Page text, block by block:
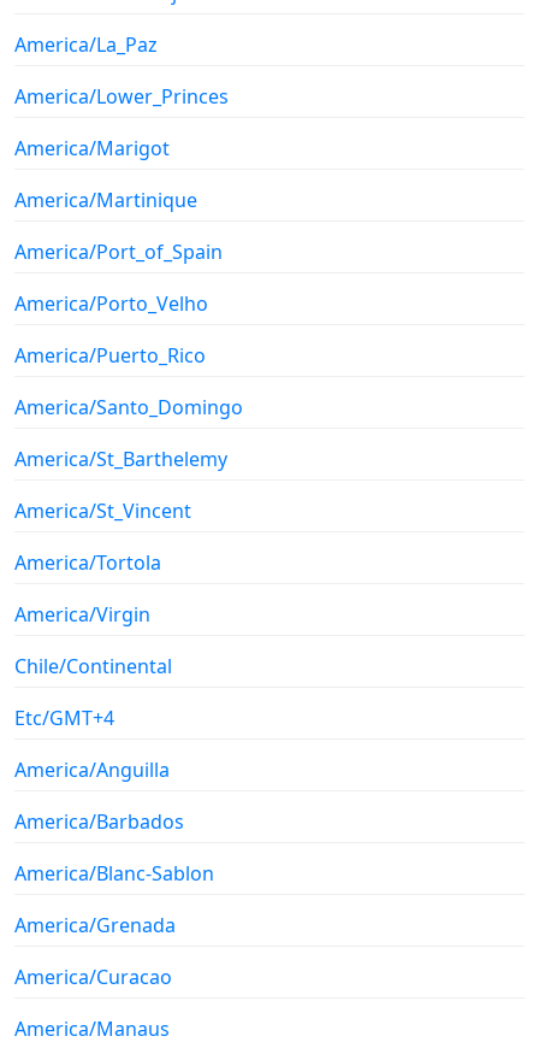
America/La_Paz
America/Lower_Princes
America/Marigot
America/Martinique
America/Port_of_Spain
America/Porto_Velho
America/Puerto_Rico
America/Santo_Domingo
America/St_Barthelemy
America/St_Vincent
America/Tortola
America/Virgin
Chile/Continental
Etc/GMT+4
America/Anguilla
America/Barbados
America/Blanc-Sablon
America/Grenada
America/Curacao
America/Manaus